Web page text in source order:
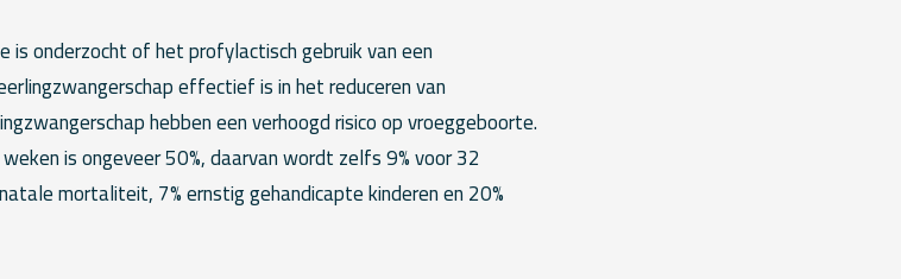
onderzocht of het profylactisch gebruik van een
effectief is in het reduceren van
hebben een verhoogd risico op vroeggeboorte.
is ongeveer 50%, daarvan wordt zelfs 9% voor 32
mortaliteit, 7% ernstig gehandicapte kinderen en 20%